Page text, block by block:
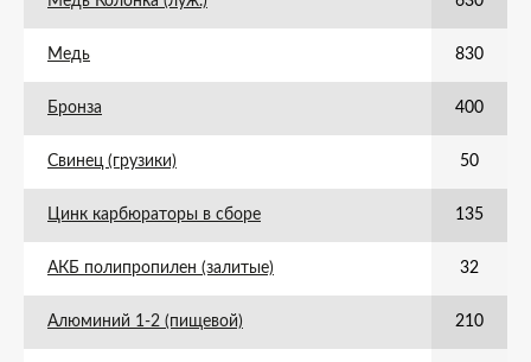
Медь 830
Бронза 400
Свинец (грузики) 50
Цинк карбюраторы в сборе 135
АКБ полипропилен (залитые) 32
Алюминий 1-2 (пищевой) 210